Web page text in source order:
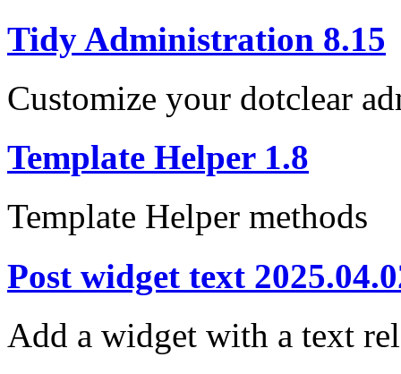
Tidy Administration 8.15
Customize your dotclear
Template Helper 1.8
Template Helper methods
Post widget text
Add a widget with a text